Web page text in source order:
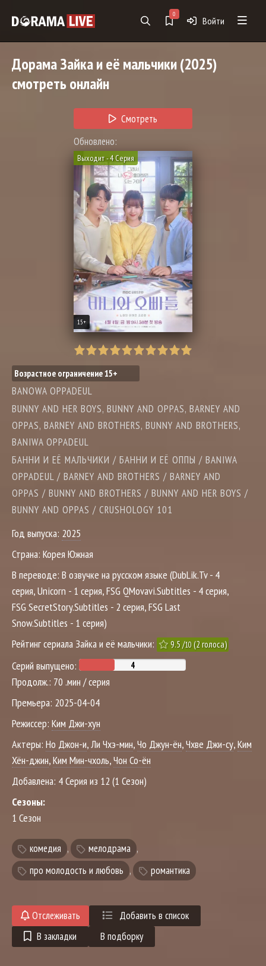
0
Войти
ДорамаЗайка и её мальчики(2025)
смотреть онлайн
Смотреть
Обновлено:
Выходит - 4 Серия
15+
Возрастное ограничение 15+
BANOWA OPPADEUL
BUNNY AND HER BOYS, BUNNY AND OPPAS, BARNEY AND
OPPAS, BARNEY AND BROTHERS, BUNNY AND BROTHERS,
BANIWA OPPADEUL
БАННИ И ЕЁ МАЛЬЧИКИ / БАННИ И ЕЁ ОППЫ / BANIWA
OPPADEUL / BARNEY AND BROTHERS / BARNEY AND
OPPAS / BUNNY AND BROTHERS / BUNNY AND HER BOYS /
BUNNY AND OPPAS / CRUSHOLOGY 101
Год выпуска: 2025
Страна: Корея Южная
В переводе: В озвучке на русском языке (DubLik.Tv - 4
серия, Unicorn - 1 серия, FSG QMovavi.Subtitles - 4 серия,
FSG SecretStory.Subtitles - 2 серия, FSG Last
Snow.Subtitles - 1 серия)
Рейтинг сериала Зайка и её мальчики:
9.5/10(2голоса)
Серий выпущено:
Продолж.: 70 .мин / серия
Премьера: 2025-04-04
Режиссер: Ким Джи-хун
Актеры: Но Джон-и,Ли Чхэ-мин,Чо Джун-ён,Чхве Джи-су,Ким
Хён-джин,Ким Мин-чхоль,Чон Со-ён
Добавлена: 4 Серия из 12 (1 Сезон)
Сезоны:
1 Сезон
комедия , мелодрама ,
про молодость и любовь , романтика
Отслеживать
Добавить в список
В закладки
В подборку